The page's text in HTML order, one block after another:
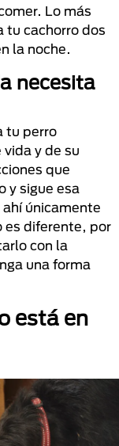
Lo más
tu cachorro dos
la noche.
necesita
tu perro
y de su
que
y sigue esa
únicamente
es diferente, por
con la
una forma
está en